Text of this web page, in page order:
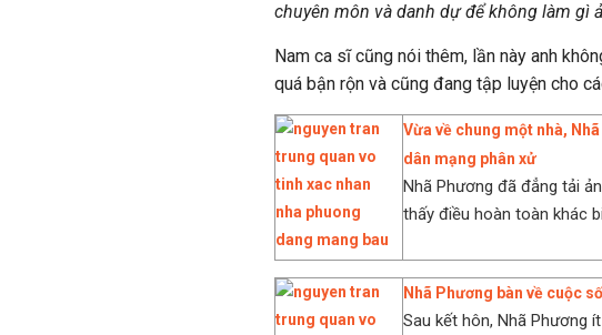
chuyên môn và danh dự để không làm gì
Nam ca sĩ cũng nói thêm, lần này anh
quá bận rộn và cũng đang tập luyện cho
Vừa về chung một nhà,
dân mạng phân xử
Nhã Phương đã đẳng tải
thấy điều hoàn toàn khác
Nhã Phương bàn về cuộc
Sau kết hôn, Nhã Phương